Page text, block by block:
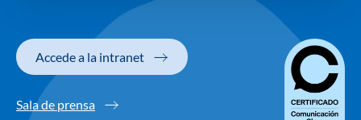
Accede a la intranet
Sala de prensa